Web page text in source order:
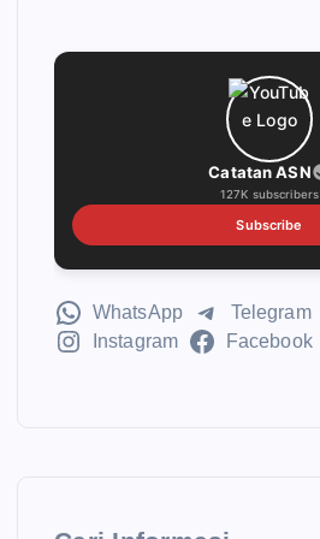
Catatan ASN
127K subscribers
Subscribe
WhatsApp Telegram
Instagram
Facebook